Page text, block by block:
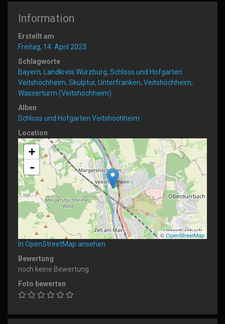
Information
Erstellt am
Freitag, 14. April 2023
Schlagworte
Bayern, Landkreis Würzburg, Schloss und Hofgarten
Veitshöchheim, Skulptur, Unterfranken, Veitshöchheim,
Wasserturm (Veitshöchheim)
Alben
Schloss und Hofgarten Veitshöchheim
Location
+
-
©OpenStreetMap
In OpenStreetMap ansehen
Bewertung
noch keine Bewertung
Foto bewerten